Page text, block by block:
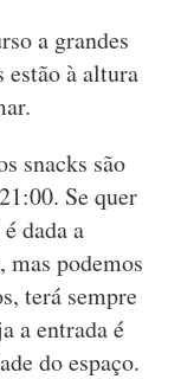
a grandes
estão à altura
snacks são
Se quer
dada a
mas podemos
terá sempre
a entrada é
do espaço.